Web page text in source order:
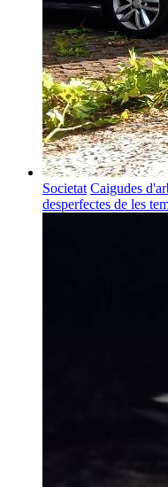
Societat Caigudes
desperfectes de les